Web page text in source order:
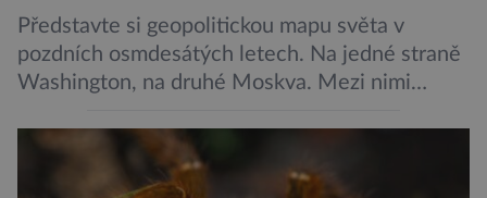
Představte si geopolitickou mapu světa v
pozdních osmdesátých letech. Na jedné straně
Washington, na druhé Moskva. Mezi nimi
padesátkrát dokola, železná opona a miliony
vojáků v permanentní pohotovosti. A pak je tu